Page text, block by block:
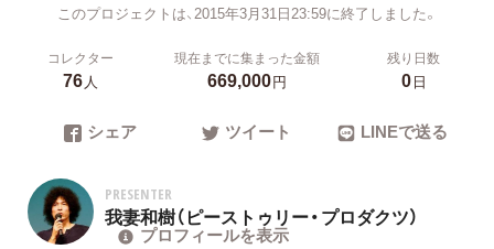
このプロジェクトは、2015年3月31日23:59に終了しました。
コレクター
76人
現在までに集まった金額
669,000円
残り日数
0日
シェア ツイート LINEで送る
PRESENTER
我妻和樹（ピーストゥリー・プロダクツ）
プロフィールを表示